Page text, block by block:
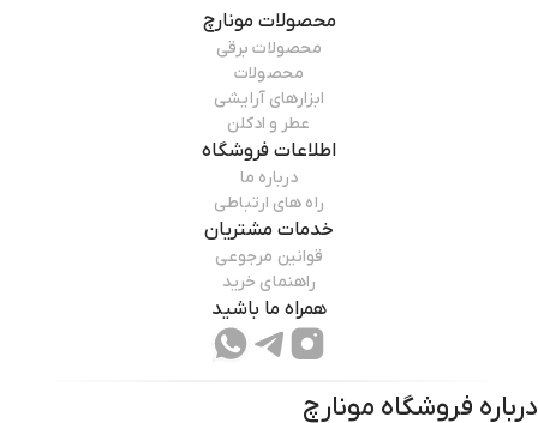
محصولاتمونارچ
محصولات برقی
محصولات
ابزارهای آرایشی
عطر و ادکلن
اطلاعات فروشگاه
درباره ما
راه های ارتباطی
خدمات مشتریان
قوانین مرجوعی
راهنمای خرید
همراه ما باشید
درباره فروشگاه مونارچ